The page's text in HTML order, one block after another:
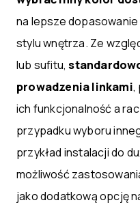
na lepsze
stylu wnętrza. Ze
lub sufitu,
prowadzenia linkami,
ich funkcjonalność a
przypadku wyboru
przykład instalacji do
możliwość
jako dodatkową opcję